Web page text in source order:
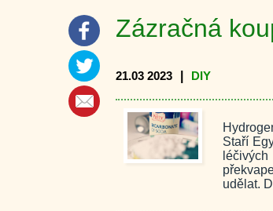
Zázračná
21.03 2023 DIY
Staří
udělat.